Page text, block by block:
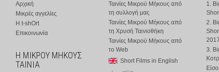
Αρχική
Μικρές αγγελίες
Η t-shOrt
Επικοινωνία
Η ΜΙΚΡΟΥ ΜΗΚΟΥΣ
ΤΑΙΝΙΑ
Ταινίες Μικρού Μήκους από
τη συλλογή μας
Ταινίες Μικρού Μήκους από
τη Χρυσή Ταινιοθήκη
Ταινίες Μικρού Μήκους από
το Web
Short Films in English
1.
2.
3.